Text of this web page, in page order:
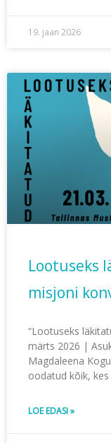
19. jaan 2026
Lootuseks
misjoni
“Lootuseks
märts 2026 |
Magdaleena
oodatud kõik,
LOE EDASI »